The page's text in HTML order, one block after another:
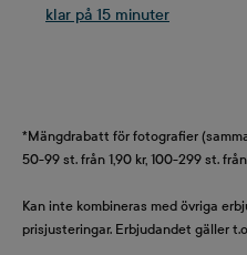
klar på 15 minuter
*Mängdrabatt för fotografier
50-99 st. från 1,90 kr, 100-299 st. från
Kan inte kombineras med övriga
prisjusteringar. Erbjudandet gäller